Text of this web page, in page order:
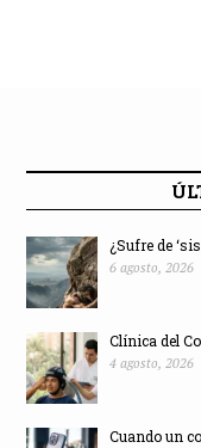
¿Sufre de
6 agosto, 2026
Clínica del
4 agosto, 2026
Cuando un